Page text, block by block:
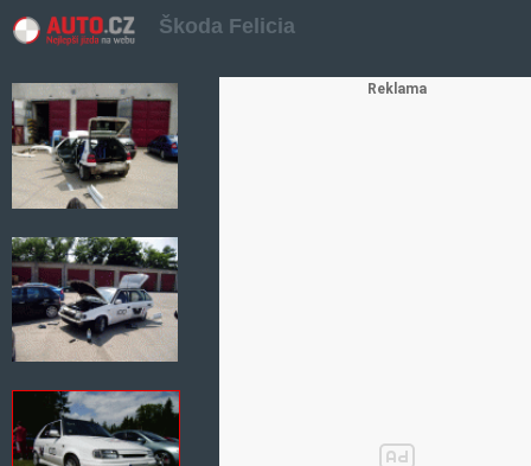
Škoda Felicia